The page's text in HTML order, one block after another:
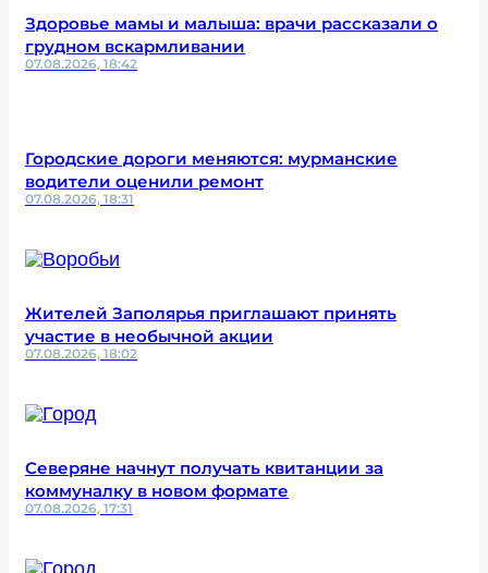
Здоровье мамы и малыша: врачи рассказали о
грудном вскармливании
07.08.2026, 18:42
Городские дороги меняются: мурманские
водители оценили ремонт
07.08.2026, 18:31
Жителей Заполярья приглашают принять
участие в необычной акции
07.08.2026, 18:02
Северяне начнут получать квитанции за
коммуналку в новом формате
07.08.2026, 17:31